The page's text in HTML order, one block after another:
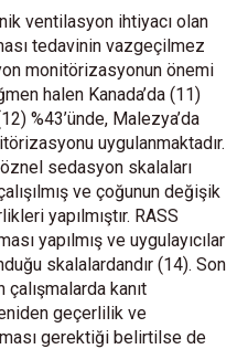
ventilasyon ihtiyacı olan
tedavinin vazgeçilmez
monitörizasyonun önemi
halen Kanada’da (11)
%43’ünde, Malezya’da
uygulanmaktadır.
sedasyon skalaları
ve çoğunun değişik
yapılmıştır. RASS
yapılmış ve uygulayıcılar
skalalardandır (14). Son
kanıt
geçerlilik ve
gerektiği belirtilse de